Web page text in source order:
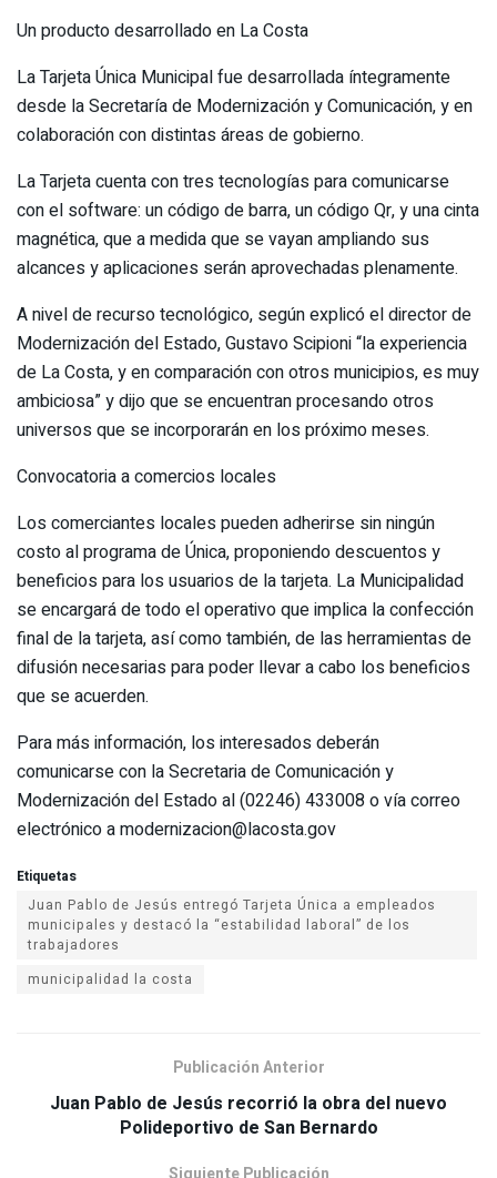
Un producto desarrollado en La Costa
La Tarjeta Única Municipal fue desarrollada íntegramente
desde la Secretaría de Modernización y Comunicación, y en
colaboración con distintas áreas de gobierno.
La Tarjeta cuenta con tres tecnologías para comunicarse
con el software: un código de barra, un código Qr, y una cinta
magnética, que a medida que se vayan ampliando sus
alcances y aplicaciones serán aprovechadas plenamente.
A nivel de recurso tecnológico, según explicó el director de
Modernización del Estado, Gustavo Scipioni “la experiencia
de La Costa, y en comparación con otros municipios, es muy
ambiciosa” y dijo que se encuentran procesando otros
universos que se incorporarán en los próximo meses.
Convocatoria a comercios locales
Los comerciantes locales pueden adherirse sin ningún
costo al programa de Única, proponiendo descuentos y
beneficios para los usuarios de la tarjeta. La Municipalidad
se encargará de todo el operativo que implica la confección
final de la tarjeta, así como también, de las herramientas de
difusión necesarias para poder llevar a cabo los beneficios
que se acuerden.
Para más información, los interesados deberán
comunicarse con la Secretaria de Comunicación y
Modernización del Estado al (02246) 433008 o vía correo
electrónico a modernizacion@lacosta.gov
Etiquetas
Juan Pablo de Jesús entregó Tarjeta Única a empleados
municipales y destacó la “estabilidad laboral” de los
trabajadores
municipalidad la costa
Publicación Anterior
Juan Pablo de Jesús recorrió la obra del nuevo